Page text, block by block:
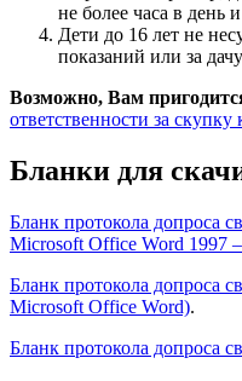
не более часа в день
Дети до 16 лет не
показаний или за
Возможно, Вам
ответственности за
Бланки для
Бланк протокола допроса
Microsoft Office Word 1997
Бланк протокола допроса
Microsoft Office Word).
Бланк протокола допроса